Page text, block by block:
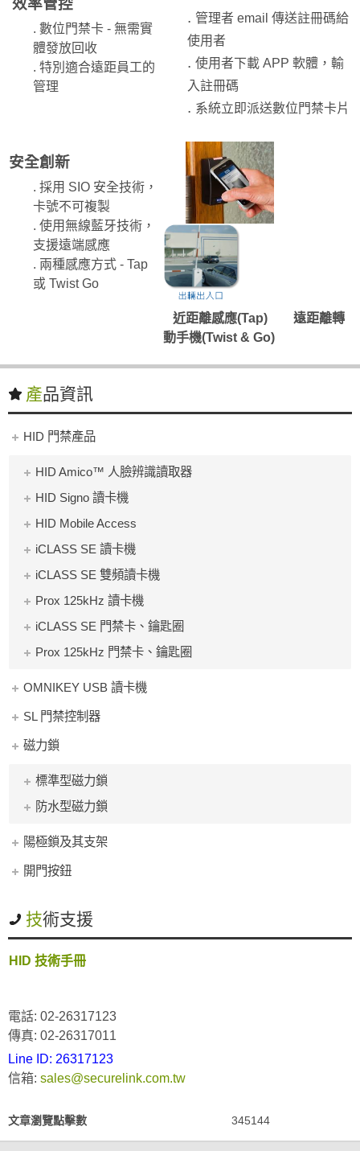
效率管控
. 數位門禁卡 - 無需實
體發放回收
. 特別適合遠距員工的
管理
. 管理者 email 傳送註冊碼給
使用者
. 使用者下載 APP 軟體，輸
入註冊碼
. 系統立即派送數位門禁卡片
安全創新
. 採用 SIO 安全技術，
卡號不可複製
. 使用無線藍牙技術，
支援遠端感應
. 兩種感應方式 - Tap
或 Twist Go
近距離感應(Tap)
遠距離轉
動手機(Twist & Go)
產品資訊
HID 門禁產品
HID Amico™ 人臉辨識讀取器
HID Signo 讀卡機
HID Mobile Access
iCLASS SE 讀卡機
iCLASS SE 雙頻讀卡機
Prox 125kHz 讀卡機
iCLASS SE 門禁卡、鑰匙圈
Prox 125kHz 門禁卡、鑰匙圈
OMNIKEY USB 讀卡機
SL 門禁控制器
磁力鎖
標準型磁力鎖
防水型磁力鎖
陽極鎖及其支架
開門按鈕
技術支援
HID 技術手冊
電話: 02-26317123
傳真: 02-26317011
Line ID: 26317123
信箱: sales@securelink.com.tw
文章瀏覽點擊數 345144